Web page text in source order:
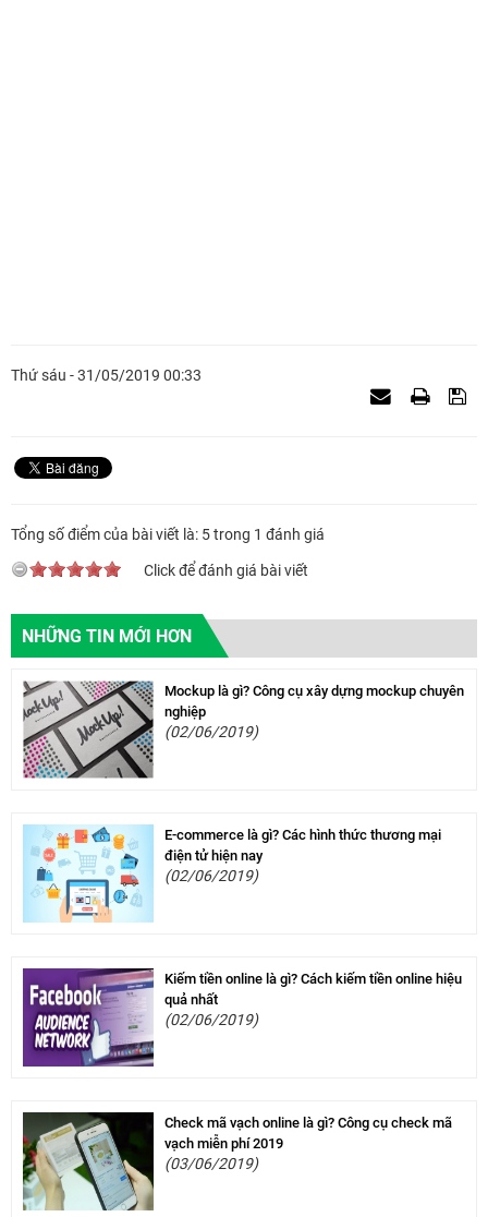
Thứ sáu - 31/05/2019 00:33
Tổng số điểm của bài viết là: 5 trong 1 đánh giá
Click để đánh giá bài viết
NHỮNG TIN MỚI HƠN
Mockup là gì? Công cụ xây dựng mockup chuyên
nghiệp
(02/06/2019)
E-commerce là gì? Các hình thức thương mại
điện tử hiện nay
(02/06/2019)
Kiếm tiền online là gì? Cách kiếm tiền online hiệu
quả nhất
(02/06/2019)
Check mã vạch online là gì? Công cụ check mã
vạch miễn phí 2019
(03/06/2019)